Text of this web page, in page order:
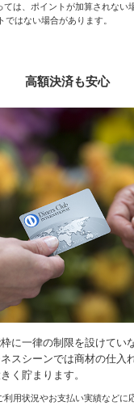
は、ポイントが加算されない
ではない場合があります。
高額決済も安心
に一律の制限を設けてい
スシーンでは商材の仕入
く貯まります。
用状況やお支払い実績などに